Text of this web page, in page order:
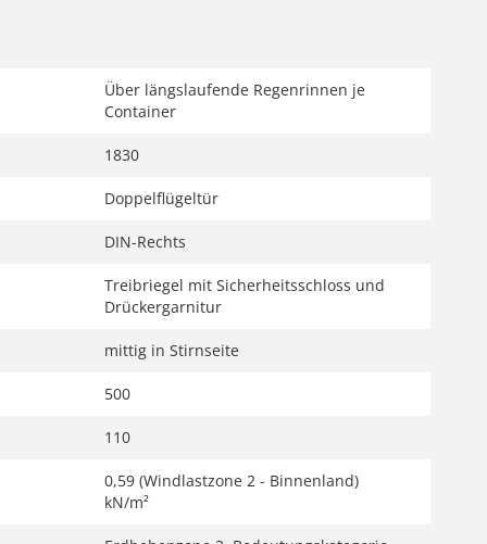
Über längslaufende Regenrinnen je
Container
1830
Doppelflügeltür
DIN-Rechts
Treibriegel mit Sicherheitsschloss und
Drückergarnitur
mittig in Stirnseite
500
110
0,59 (Windlastzone 2 - Binnenland)
kN/m²